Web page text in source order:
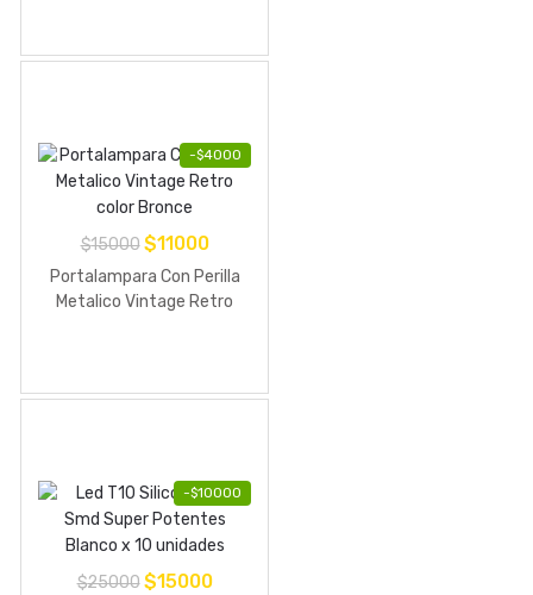
-$4000
$15000 El
precio
original
$11000El
precio
actual
Portalampara Con Perilla
Metalico Vintage Retro
-$10000
$25000 El
$15000El